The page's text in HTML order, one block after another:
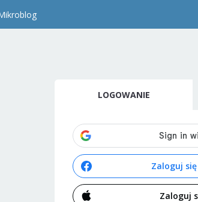
LOGOWANIE
Zaloguj
Zaloguj